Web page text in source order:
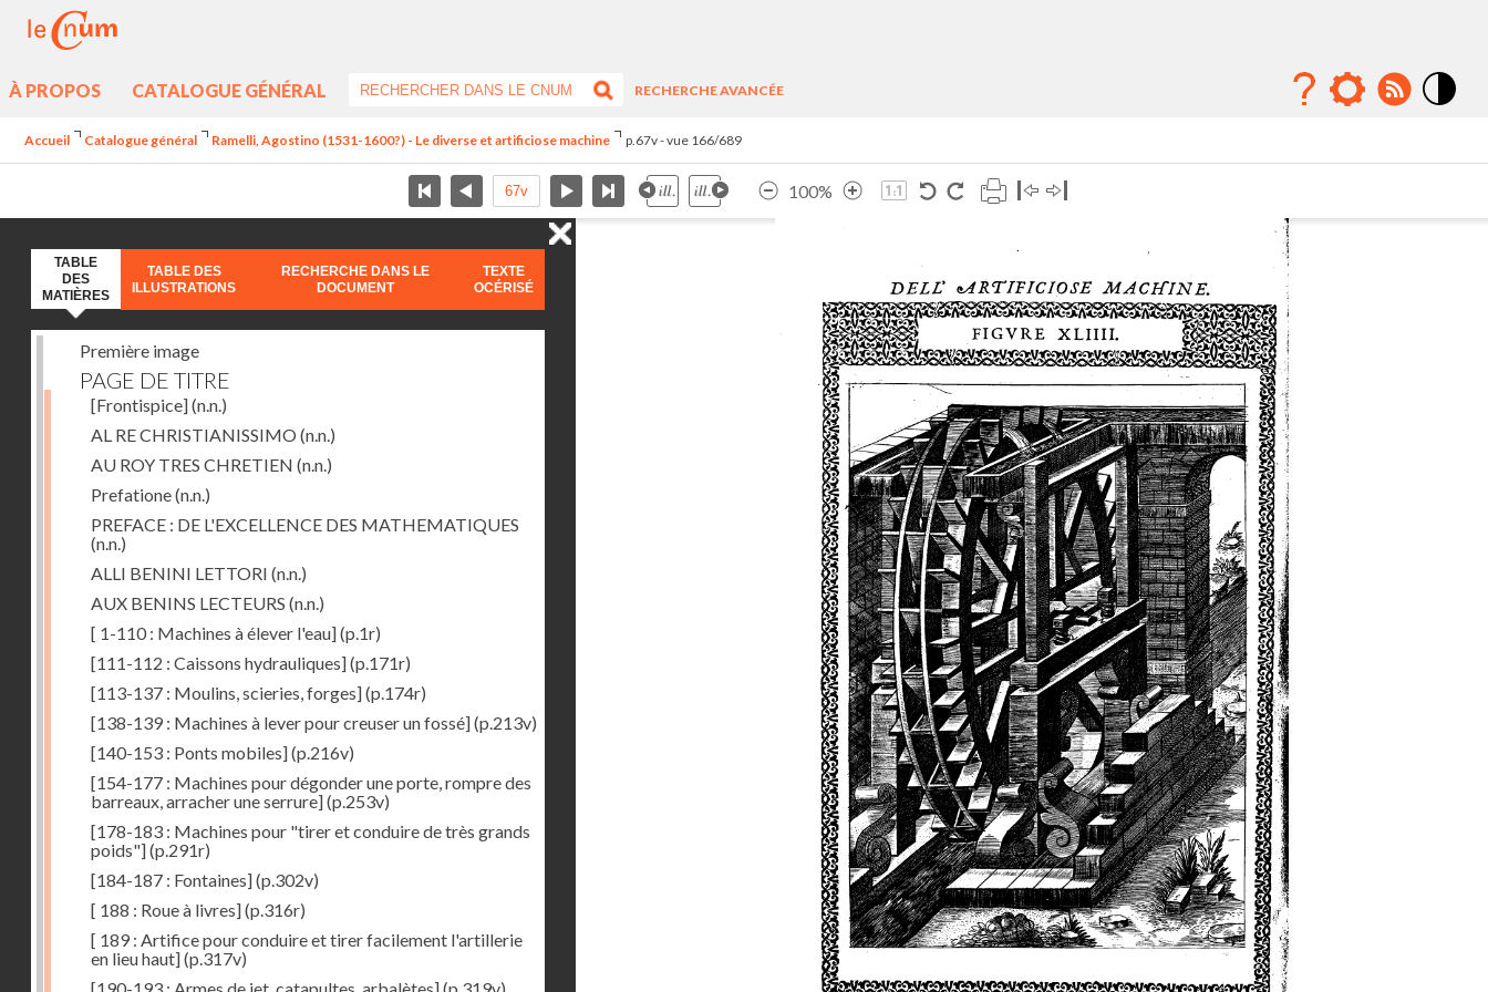
À PROPOS CATALOGUE GÉNÉRAL
RECHERCHE AVANCÉE
Accueil Catalogue général Ramelli, Agostino (1531-1600?) - Le diverse et artificiose machine p.67v - vue 166/689
100%
TABLE
DES
MATIÈRES
TABLE DES
ILLUSTRATIONS
RECHERCHE DANS LE
DOCUMENT
TEXTE
OCÉRISÉ
Première image
PAGE DE TITRE
[Frontispice](n.n.)
AL RE CHRISTIANISSIMO (n.n.)
AU ROY TRES CHRETIEN (n.n.)
Prefatione(n.n.)
PREFACE : DE L'EXCELLENCE DES MATHEMATIQUES
(n.n.)
ALLI BENINI LETTORI (n.n.)
AUX BENINS LECTEURS (n.n.)
[ 1-110 : Machines à élever l'eau](p.1r)
[111-112 : Caissons hydrauliques](p.171r)
[113-137 : Moulins, scieries, forges](p.174r)
[138-139 : Machines à lever pour creuser un fossé](p.213v)
[140-153 : Ponts mobiles](p.216v)
[154-177 : Machines pour dégonder une porte, rompre des
barreaux, arracher une serrure](p.253v)
[178-183 : Machines pour "tirer et conduire de très grands
poids"](p.291r)
[184-187 : Fontaines](p.302v)
[ 188 : Roue à livres](p.316r)
[ 189 : Artifice pour conduire et tirer facilement l'artillerie
en lieu haut](p.317v)